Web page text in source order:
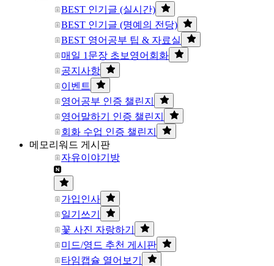
BEST 인기글 (실시간)
BEST 인기글 (명예의 전당)
BEST 영어공부 팁 & 자료실
매일 1문장 초보영어회화
공지사항
이벤트
영어공부 인증 챌린지
영어말하기 인증 챌린지
회화 수업 인증 챌린지
메모리워드 게시판
자유이야기방
가입인사
일기쓰기
꽃 사진 자랑하기
미드/영드 추천 게시판
타임캡슐 열어보기